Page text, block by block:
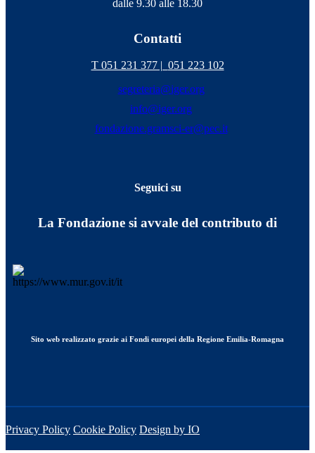
dalle 9.30 alle 18.30
Contatti
T 051 231 377 | 051 223 102
segreteria@iger.org
info@iger.org
fondazione.gramsci-er@pec.it
Seguici su
La Fondazione si avvale del contributo di
Sito web realizzato grazie ai Fondi europei della Regione Emilia-Romagna
Privacy Policy Cookie Policy Design by IO